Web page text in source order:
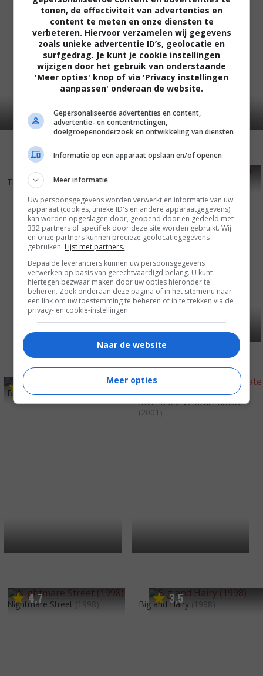
4 5
The Keeper (2004)
7
Battlestar Galactica (2003) 4
MVP: Most Vertical Primate
(2001)
4,7
Nightmare Street (1998) 3,5
Big and Hairy (1998)
tonen, de effectiviteit van advertenties en
content te meten en onze diensten te
verbeteren. Hiervoor verzamelen wij gegevens
zoals unieke advertentie ID’s, geolocatie en
surfgedrag. Je kunt je cookie instellingen
wijzigen door het gebruik van onderstaande
'Meer opties' knop of via 'Privacy instellingen
aanpassen' onderaan de website.
Gepersonaliseerde advertenties en content,
advertentie- en contentmetingen,
doelgroepenonderzoek en ontwikkeling van diensten
Informatie op een apparaat opslaan en/of openen
Meer informatie
Uw persoonsgegevens worden verwerkt en informatie van uw
apparaat (cookies, unieke ID's en andere apparaatgegevens)
kan worden opgeslagen door, geopend door en gedeeld met
332 partners of specifiek door deze site worden gebruikt. Wij
en onze partners kunnen precieze geolocatiegegevens
gebruiken. Lijst met partners.
Bepaalde leveranciers kunnen uw persoonsgegevens
verwerken op basis van gerechtvaardigd belang. U kunt
hiertegen bezwaar maken door uw opties hieronder te
beheren. Zoek onderaan deze pagina of in het sitemenu naar
een link om uw toestemming te beheren of in te trekken via de
privacy- en cookie-instellingen.
Naar de website
Meer opties